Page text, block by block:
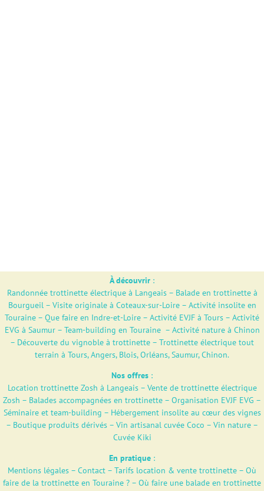
À découvrir :
Randonnée trottinette électrique à Langeais– Balade en trottinette à
Bourgueil– Visite originale à Coteaux-sur-Loire– Activité insolite en
Touraine – Que faire en Indre-et-Loire – Activité EVJF à Tours – Activité
EVG à Saumur– Team-building en Touraine– Activité nature à Chinon
– Découverte du vignoble à trottinette – Trottinette électrique tout
terrain à Tours, Angers, Blois, Orléans, Saumur, Chinon.
Nos offres :
Location trottinette Zosh à Langeais– Vente de trottinette électrique
Zosh – Balades accompagnées en trottinette – Organisation EVJF EVG –
Séminaire et team-building – Hébergement insolite au cœur des vignes
– Boutique produits dérivés – Vin artisanal cuvée Coco – Vin nature –
Cuvée Kiki
En pratique :
Mentions légales – Contact – Tarifs location & vente trottinette – Où
faire de la trottinette en Touraine ? – Où faire une balade en trottinette